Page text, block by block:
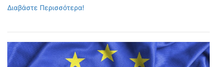
Διαβάστε Περισσότερα!